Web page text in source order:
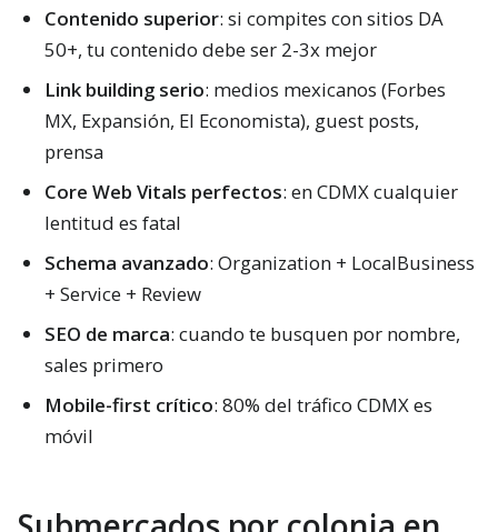
Contenido superior: si compites con sitios DA
50+, tu contenido debe ser 2-3x mejor
Link building serio: medios mexicanos (Forbes
MX, Expansión, El Economista), guest posts,
prensa
Core Web Vitals perfectos: en CDMX cualquier
lentitud es fatal
Schema avanzado: Organization + LocalBusiness
+ Service + Review
SEO de marca: cuando te busquen por nombre,
sales primero
Mobile-first crítico: 80% del tráfico CDMX es
móvil